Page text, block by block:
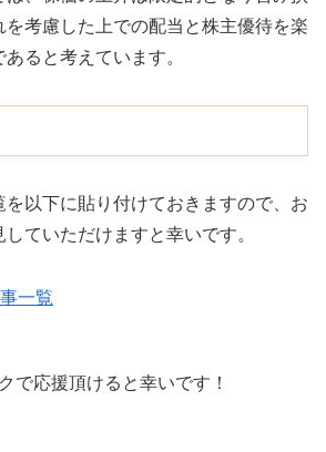
を考慮した上での配当と株主優待を楽
ると考えています。
以下に貼り付けておきますので、お
ていただけますと幸いです。
一覧
で応援頂けると幸いです！